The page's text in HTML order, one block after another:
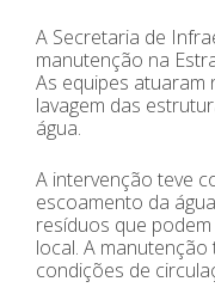
A Secretaria de
manutenção na
As equipes atuaram
lavagem das
água.
A intervenção teve
escoamento da
resíduos que
local. A
condições de